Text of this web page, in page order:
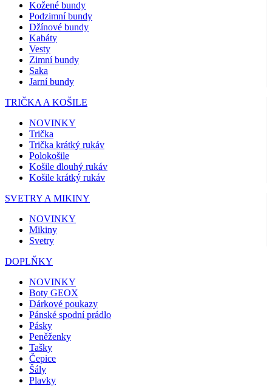
Kožené bundy
Podzimní bundy
Džínové bundy
Kabáty
Vesty
Zimní bundy
Saka
Jarní bundy
TRIČKA A KOŠILE
NOVINKY
Trička
Trička krátký rukáv
Polokošile
Košile dlouhý rukáv
Košile krátký rukáv
SVETRY A MIKINY
NOVINKY
Mikiny
Svetry
DOPLŇKY
NOVINKY
Boty GEOX
Dárkové poukazy
Pánské spodní prádlo
Pásky
Peněženky
Tašky
Čepice
Šály
Plavky